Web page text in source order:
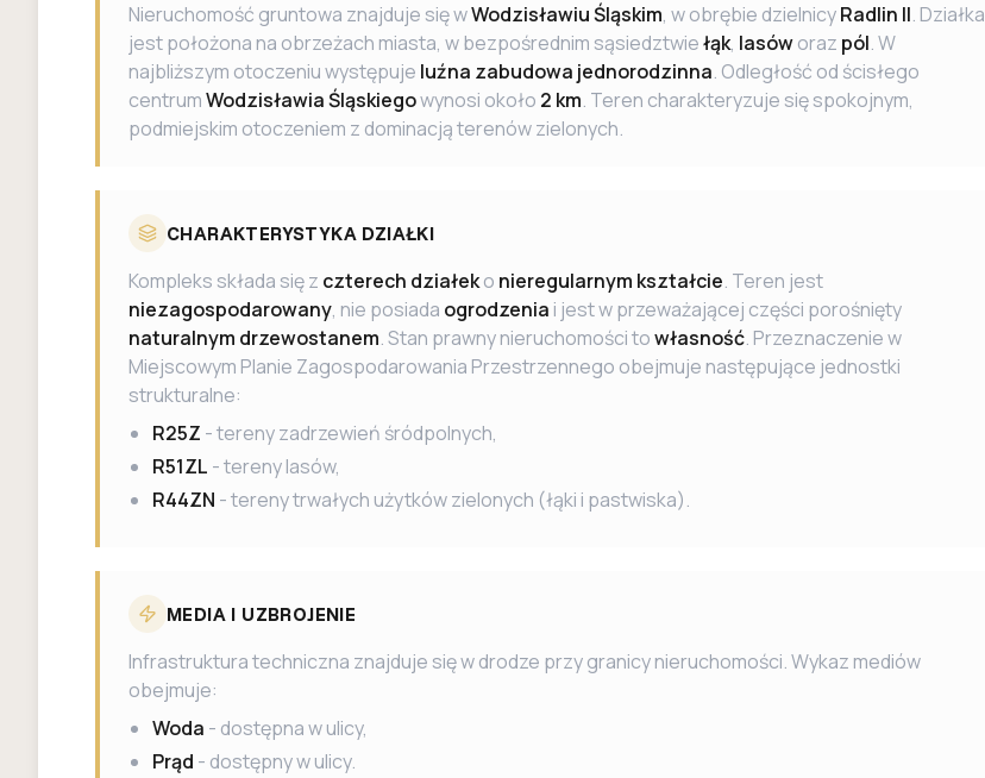
Nieruchomość gruntowa znajduje się wWodzisławiu Śląskim, w obrębie dzielnicyRadlin II. Działka
jest położona na obrzeżach miasta, w bezpośrednim sąsiedztwiełąk, lasóworaz pól. W
najbliższym otoczeniu występuje luźna zabudowa jednorodzinna. Odległość od ścisłego
centrumWodzisławia Śląskiegowynosi około 2 km. Teren charakteryzuje się spokojnym,
podmiejskim otoczeniem z dominacją terenów zielonych.
CHARAKTERYSTYKA DZIAŁKI
Kompleks składa się z czterech działeko nieregularnym kształcie. Teren jest
niezagospodarowany, nie posiada ogrodzenia i jest w przeważającej części porośnięty
naturalnym drzewostanem. Stan prawny nieruchomości towłasność. Przeznaczenie w
Miejscowym Planie Zagospodarowania Przestrzennego obejmuje następujące jednostki
strukturalne:
R25Z - tereny zadrzewień śródpolnych,
R51ZL - tereny lasów,
R44ZN - tereny trwałych użytków zielonych (łąki i pastwiska).
MEDIA I UZBROJENIE
Infrastruktura techniczna znajduje się w drodze przy granicy nieruchomości. Wykaz mediów
obejmuje:
Woda - dostępna w ulicy,
Prąd - dostępny w ulicy.